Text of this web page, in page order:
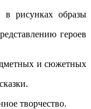
рисунках образы
героев
и сюжетных
творчество.